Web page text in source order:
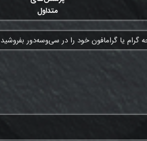
متداول
گرام یا گرامافون خود را در سی‌وسه‌دور بفروشید